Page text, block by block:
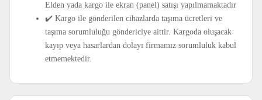
Elden yada kargo ile ekran (panel) satışı yapılmamaktadır
✔️ Kargo ile gönderilen cihazlarda taşıma ücretleri ve
taşıma sorumluluğu göndericiye aittir. Kargoda oluşacak
kayıp veya hasarlardan dolayı firmamız sorumluluk kabul
etmemektedir.